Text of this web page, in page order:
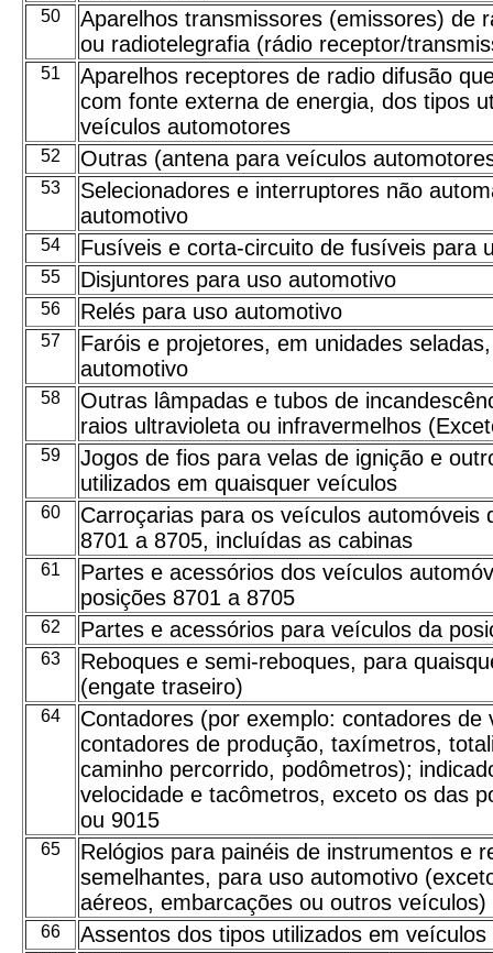
50
Aparelhos transmissores (emissores) de
ou radiotelegrafia (rádio receptor/
51
Aparelhos receptores de radio difusão
com fonte externa de energia, dos tipos
veículos automotores
52 Outras (antena para veículos
53
Selecionadores e interruptores não
automotivo
54 Fusíveis e corta-circuito de fusíveis para
55 Disjuntores para uso automotivo
56 Relés para uso automotivo
57
Faróis e projetores, em unidades
automotivo
58
Outras lâmpadas e tubos de
raios ultravioleta ou infravermelhos
59
Jogos de fios para velas de ignição e
utilizados em quaisquer veículos
60
Carroçarias para os veículos automóveis
8701 a 8705, incluídas as cabinas
61
Partes e acessórios dos veículos
posições 8701 a 8705
62 Partes e acessórios para veículos da
63
Reboques e semi-reboques, para
(engate traseiro)
64
Contadores (por exemplo: contadores de
contadores de produção, taxímetros,
caminho percorrido, podômetros);
velocidade e tacômetros, exceto os das
ou 9015
65
Relógios para painéis de instrumentos e
semelhantes, para uso automotivo
aéreos, embarcações ou outros veículos)
66 Assentos dos tipos utilizados em veículos